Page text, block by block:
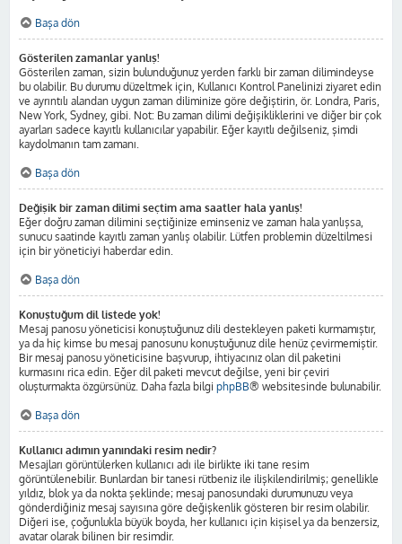
Başa dön
Gösterilen zamanlar yanlış!
Gösterilen zaman, sizin bulunduğunuz yerden farklı bir zaman dilimindeyse
bu olabilir. Bu durumu düzeltmek için, Kullanıcı Kontrol Panelinizi ziyaret edin
ve ayrıntılı alandan uygun zaman diliminize göre değiştirin, ör. Londra, Paris,
New York, Sydney, gibi. Not: Bu zaman dilimi değişikliklerini ve diğer bir çok
ayarları sadece kayıtlı kullanıcılar yapabilir. Eğer kayıtlı değilseniz, şimdi
kaydolmanın tam zamanı.
Başa dön
Değişik bir zaman dilimi seçtim ama saatler hala yanlış!
Eğer doğru zaman dilimini seçtiğinize eminseniz ve zaman hala yanlışsa,
sunucu saatinde kayıtlı zaman yanlış olabilir. Lütfen problemin düzeltilmesi
için bir yöneticiyi haberdar edin.
Başa dön
Konuştuğum dil listede yok!
Mesaj panosu yöneticisi konuştuğunuz dili destekleyen paketi kurmamıştır,
ya da hiç kimse bu mesaj panosunu konuştuğunuz dile henüz çevirmemiştir.
Bir mesaj panosu yöneticisine başvurup, ihtiyacınız olan dil paketini
kurmasını rica edin. Eğer dil paketi mevcut değilse, yeni bir çeviri
oluşturmakta özgürsünüz. Daha fazla bilgi phpBB® websitesinde bulunabilir.
Başa dön
Kullanıcı adımın yanındaki resim nedir?
Mesajları görüntülerken kullanıcı adı ile birlikte iki tane resim
görüntülenebilir. Bunlardan bir tanesi rütbeniz ile ilişkilendirilmiş; genellikle
yıldız, blok ya da nokta şeklinde; mesaj panosundaki durumunuzu veya
gönderdiğiniz mesaj sayısına göre değişkenlik gösteren bir resim olabilir.
Diğeri ise, çoğunlukla büyük boyda, her kullanıcı için kişisel ya da benzersiz,
avatar olarak bilinen bir resimdir.